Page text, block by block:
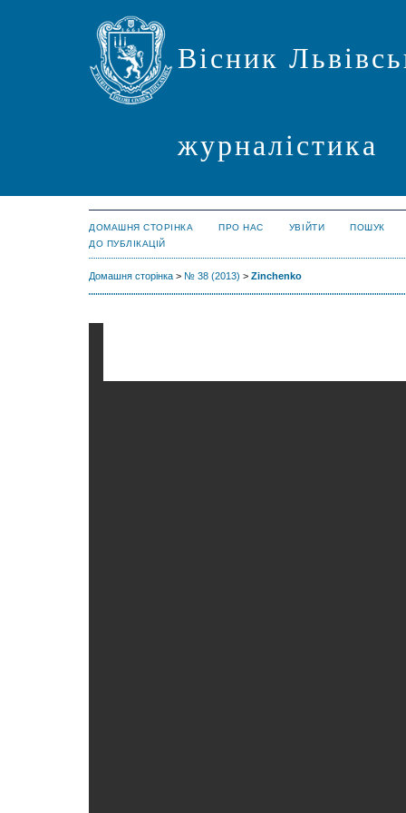
Вісник
журналістика
ДОМАШНЯ СТОРІНКА ПРО НАС УВІЙТИ
ПОШУК
ДО ПУБЛІКАЦІЙ
Домашня сторінка > № 38 (2013) > Zinchenko